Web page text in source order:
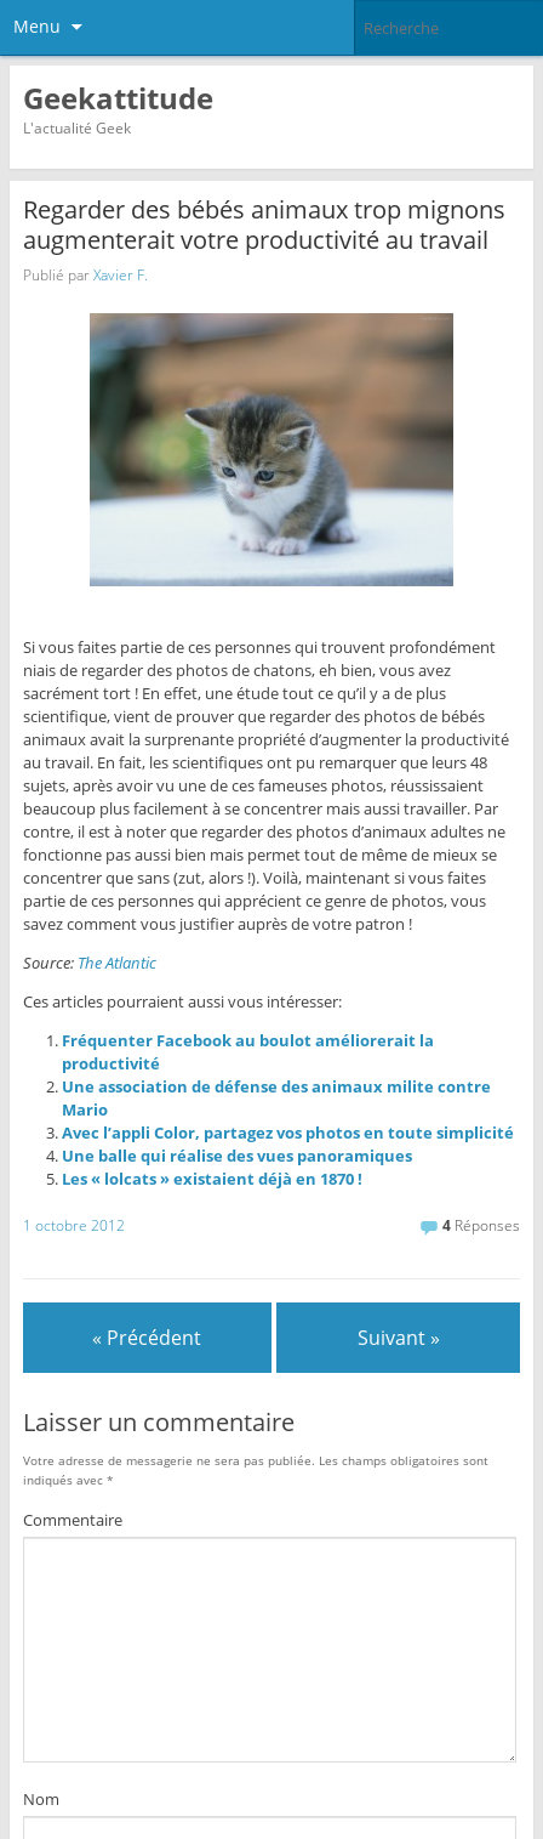
Menu
Geekattitude
L'actualité Geek
Regarder des bébés animaux trop mignons
augmenterait votre productivité au travail
Publié parXavier F.
Si vous faites partie de ces personnes qui trouvent profondément
niais de regarder des photos de chatons, eh bien, vous avez
sacrément tort ! En effet, une étude tout ce qu’il y a de plus
scientifique, vient de prouver que regarder des photos de bébés
animaux avait la surprenante propriété d’augmenter la productivité
au travail. En fait, les scientifiques ont pu remarquer que leurs 48
sujets, après avoir vu une de ces fameuses photos, réussissaient
beaucoup plus facilement à se concentrer mais aussi travailler. Par
contre, il est à noter que regarder des photos d’animaux adultes ne
fonctionne pas aussi bien mais permet tout de même de mieux se
concentrer que sans (zut, alors !). Voilà, maintenant si vous faites
partie de ces personnes qui apprécient ce genre de photos, vous
savez comment vous justifier auprès de votre patron !
Source: The Atlantic
Ces articles pourraient aussi vous intéresser:
Fréquenter Facebook au boulot améliorerait la
productivité
Une association de défense des animaux milite contre
Mario
Avec l’appli Color, partagez vos photos en toute simplicité
Une balle qui réalise des vues panoramiques
Les « lolcats » existaient déjà en 1870 !
1 octobre 2012 4 Réponses
« Précédent Suivant »
Laisser un commentaire
Votre adresse de messagerie ne sera pas publiée. Les champs obligatoires sont
indiqués avec *
Commentaire
Nom